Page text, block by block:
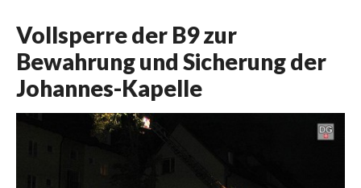
Vollsperre der B9 zur
Bewahrung und Sicherung der
Johannes-Kapelle